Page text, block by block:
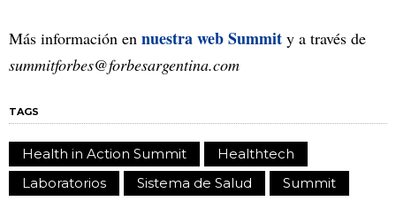
Más información en nuestra web Summit y a través de
summitforbes@forbesargentina.com
TAGS
Health in Action Summit
Healthtech
Laboratorios
Sistema de Salud Summit